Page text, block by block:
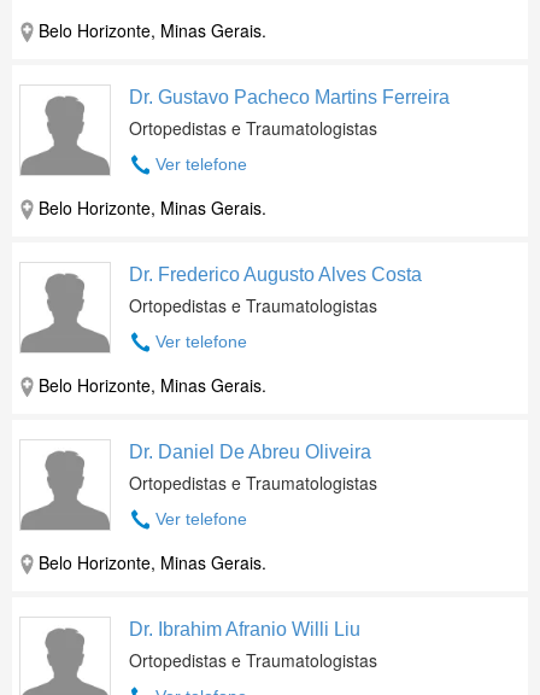
Belo Horizonte, Minas Gerais.
Dr. Gustavo Pacheco Martins Ferreira
Ortopedistas e Traumatologistas
Ver telefone
Belo Horizonte, Minas Gerais.
Dr. Frederico Augusto Alves Costa
Ortopedistas e Traumatologistas
Ver telefone
Belo Horizonte, Minas Gerais.
Dr. Daniel De Abreu Oliveira
Ortopedistas e Traumatologistas
Ver telefone
Belo Horizonte, Minas Gerais.
Dr. Ibrahim Afranio Willi Liu
Ortopedistas e Traumatologistas